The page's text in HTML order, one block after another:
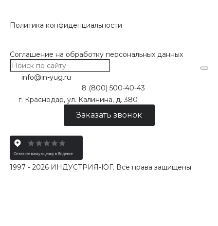
Политика конфиденциальности
Соглашение на обработку персональных данных
info@in-yug.ru
8 (800) 500-40-43
г. Краснодар, ул. Калинина, д. 380
Заказать звонок
1997 - 2026 ИНДУСТРИЯ-ЮГ. Все права защищены